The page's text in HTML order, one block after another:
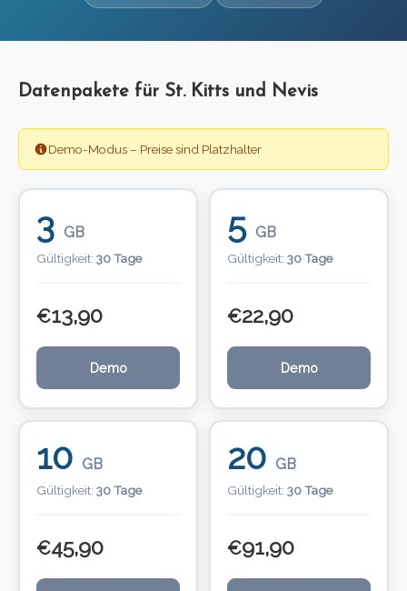
Datenpakete für St. Kitts und Nevis
Demo-Modus – Preise sind Platzhalter
3 GB
Gültigkeit: 30 Tage
€13,90
Demo
5 GB
Gültigkeit: 30 Tage
€22,90
Demo
10 GB
Gültigkeit: 30 Tage
€45,90
20 GB
Gültigkeit: 30 Tage
€91,90